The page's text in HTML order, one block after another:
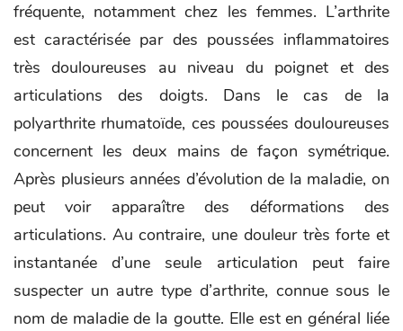
fréquente, notamment chez les femmes. L’arthrite
est caractérisée par des poussées inflammatoires
très douloureuses au niveau du poignet et des
articulations des doigts. Dans le cas de la
polyarthrite rhumatoïde, ces poussées douloureuses
concernent les deux mains de façon symétrique.
Après plusieurs années d’évolution de la maladie, on
peut voir apparaître des déformations des
articulations. Au contraire, une douleur très forte et
instantanée d’une seule articulation peut faire
suspecter un autre type d’arthrite, connue sous le
nom de maladie de la goutte. Elle est en général liée